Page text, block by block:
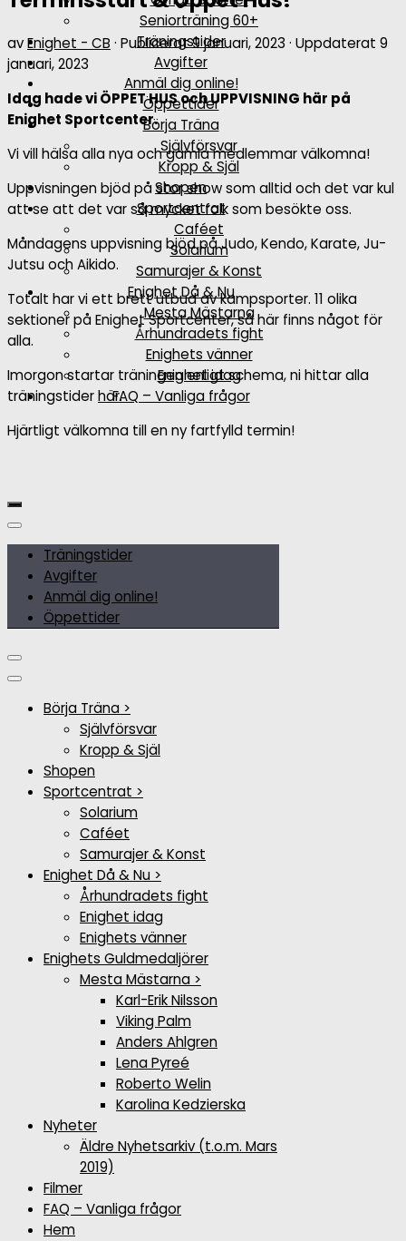
Seniorträning 60+
Träningstider
Avgifter
Anmäl dig online!
Öppettider
Börja Träna
Självförsvar
Kropp & Själ
Shopen
Sportcentrat
Caféet
Solarium
Samurajer & Konst
Enighet Då & Nu
Mesta Mästarna
Århundradets fight
Enighets vänner
Enighet idag
FAQ – Vanliga frågor
avEnighet - CB · Publicerat9 januari, 2023 · Uppdaterat 9
januari, 2023
Idag hade vi ÖPPET HUS och UPPVISNING här på
Enighet Sportcenter.
Vi vill hälsa alla nya och gamla medlemmar välkomna!
Uppvisningen bjöd på stor show som alltid och det var kul
att se att det var så mycket folk som besökte oss.
Måndagens uppvisning bjöd på Judo, Kendo, Karate, Ju-
Jutsu och Aikido.
Totalt har vi ett brett utbud av kampsporter. 11 olika
sektioner på Enighet Sportcenter, så här finns något för
alla.
Imorgon startar träningen enligt schema, ni hittar alla
träningstiderhär.
Hjärtligt välkomna till en ny fartfylld termin!
Träningstider
Avgifter
Anmäl dig online!
Öppettider
Börja Träna >
Självförsvar
Kropp & Själ
Shopen
Sportcentrat >
Solarium
Caféet
Samurajer & Konst
Enighet Då & Nu >
Århundradets fight
Enighet idag
Enighets vänner
Enighets Guldmedaljörer
Mesta Mästarna >
Karl-Erik Nilsson
Viking Palm
Anders Ahlgren
Lena Pyreé
Roberto Welin
Karolina Kedzierska
Nyheter
Äldre Nyhetsarkiv (t.o.m. Mars
2019)
Filmer
FAQ – Vanliga frågor
Hem